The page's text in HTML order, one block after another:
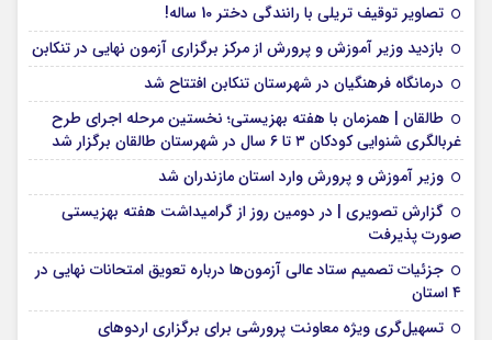
تصاویر توقیف تریلی با رانندگی دختر 10 ساله!
بازدید وزیر آموزش و پرورش از مرکز برگزاری آزمون نهایی در تنکابن
درمانگاه فرهنگیان در شهرستان تنکابن افتتاح شد
طالقان | همزمان با هفته بهزیستی؛ نخستین مرحله اجرای طرح
غربالگری شنوایی کودکان ۳ تا ۶ سال در شهرستان طالقان برگزار شد
وزیر آموزش و پرورش وارد استان مازندران شد
گزارش تصویری | در دومین روز از گرامیداشت هفته بهزیستی
صورت پذیرفت
جزئیات تصمیم ستاد عالی آزمون‌ها درباره تعویق امتحانات نهایی در
۴ استان
تسهیل‌گری ویژه معاونت پرورشی برای برگزاری اردوهای